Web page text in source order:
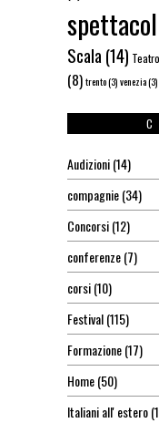
Scala (14)
(8)trento(3)venezia(3)
Audizioni(14)
compagnie(34)
Concorsi(12)
conferenze(7)
corsi(10)
Festival(115)
Formazione(17)
Home(50)
Italiani all' estero